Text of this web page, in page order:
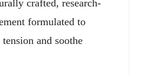
crafted, research-
formulated to
and soothe